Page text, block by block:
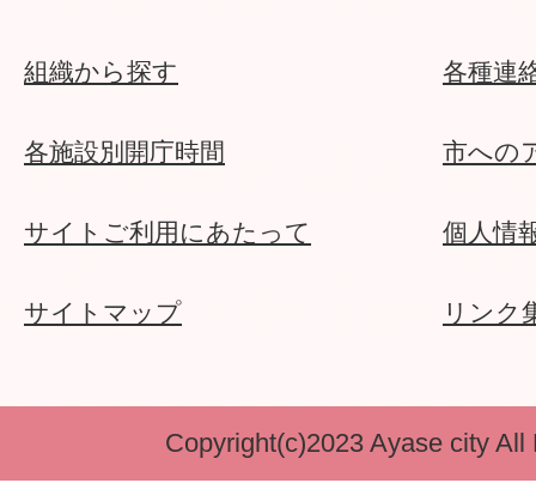
組織から探す 各種連
各施設別開庁時間 市への
サイトご利用にあたって 個人情
サイトマップ リンク
Copyright(c)2023 Ayase city